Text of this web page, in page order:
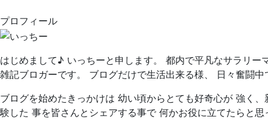
プロフィール
はじめまして♪ いっちーと申します。 都内で平凡なサラリ
雑記ブロガーです。 ブログだけで生活出来る様、 日々奮闘中
ブログを始めたきっかけは 幼い頃からとても好奇心が 強く
験した 事を皆さんとシェアする事で 何かお役に立てたらと